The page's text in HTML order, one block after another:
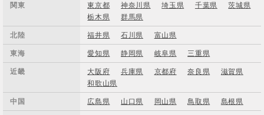
関東 東京都 神奈川県 埼玉県 千葉県
茨城県
栃木県
群馬県
北陸 福井県 石川県 富山県
東海 愛知県 静岡県 岐阜県 三重県
近畿 大阪府 兵庫県 京都府 奈良県
滋賀県
和歌山県
中国 広島県 山口県 岡山県 鳥取県 島根県